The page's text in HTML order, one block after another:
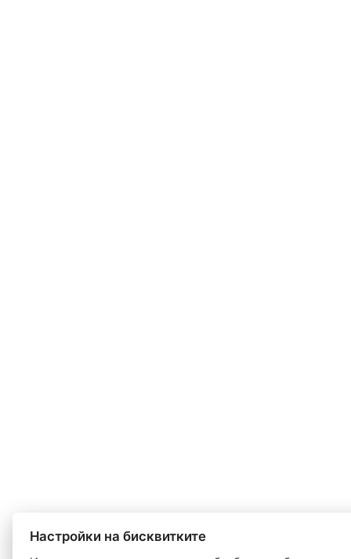
Настройки на бисквитките